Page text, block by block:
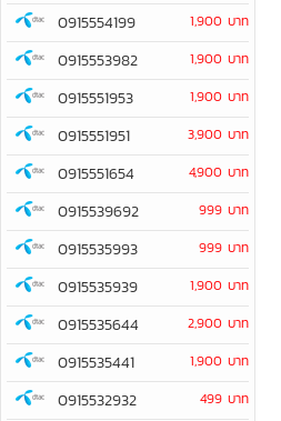
0915554199 1,900 บาท
0915553982 1,900 บาท
0915551953 1,900 บาท
0915551951 3,900 บาท
0915551654 4,900 บาท
0915539692 999 บาท
0915535993 999 บาท
0915535939 1,900 บาท
0915535644 2,900 บาท
0915535441 1,900 บาท
0915532932 499 บาท